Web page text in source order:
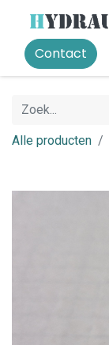
Contact
Alle producten